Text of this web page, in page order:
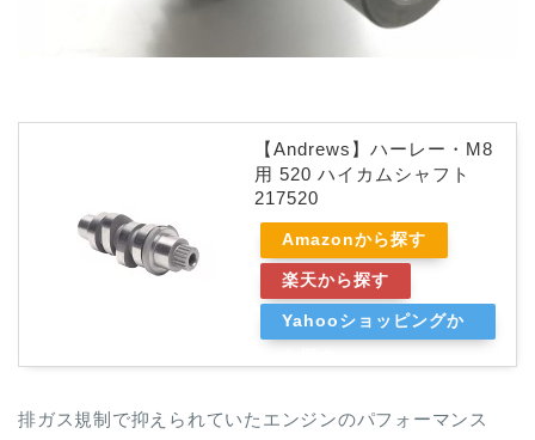
【Andrews】ハーレー・M8
用 520 ハイカムシャフト
217520
Amazonから探す
楽天から探す
Yahooショッピングか
排ガス規制で抑えられていたエンジンのパフォーマンス